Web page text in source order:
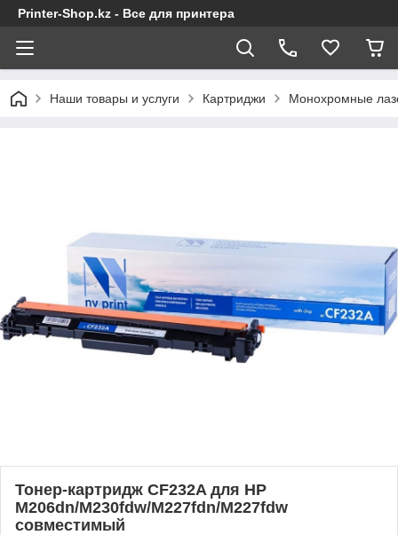
Printer-Shop.kz - Все для принтера
Наши товары и услуги Картриджи Монохромные
Тонер-картридж CF232A для HP
M206dn/M230fdw/M227fdn/M227fdw
совместимый